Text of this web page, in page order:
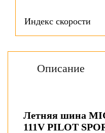
Индекс скорости
Описание
Летняя шина
111V PILOT